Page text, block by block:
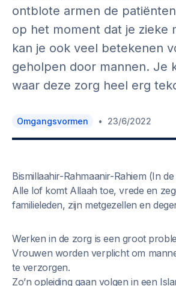
ontblote armen de
op het moment dat je zieke
kan je ook veel betekenen
geholpen door mannen. Je
waar deze zorg heel erg
Omgangsvormen • 23/6/2022
Bismillaahir-Rahmaanir-Rahiem (In
Alle lof komt Allaah toe, vrede en
familieleden, zijn metgezellen en
Werken in de zorg is een groot
Vrouwen worden verplicht om
te verzorgen.
Zo’n opleiding gaan volgen in een